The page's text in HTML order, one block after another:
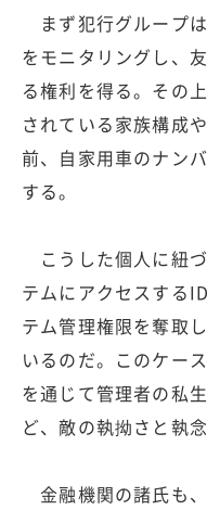
まず犯行グループ
をモニタリングし、
る権利を得る。その
されている家族構成
前、自家用車のナン
する。
こうした個人に紐
テムにアクセスする
テム管理権限を奪取
いるのだ。このケー
を通じて管理者の私
ど、敵の執拗さと執
金融機関の諸氏も